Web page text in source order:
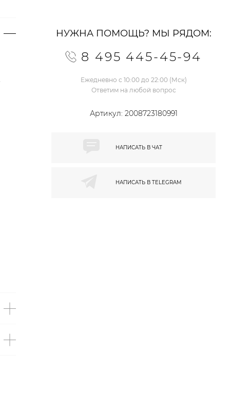
НУЖНА ПОМОЩЬ? МЫ РЯДОМ:
8 495 445-45-94
Ежедневно с 10:00 до 22:00 (Мск)
Ответим на любой вопрос
Артикул: 2008723180991
НАПИСАТЬ В ЧАТ
НАПИСАТЬ В TELEGRAM